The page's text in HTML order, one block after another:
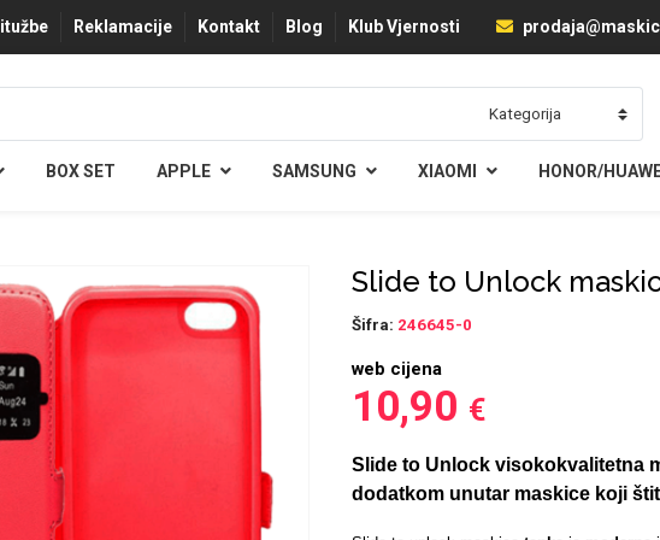
Reklamacije Kontakt Blog Klub Vjernosti
BOX SET APPLE SAMSUNG XIAOMI HONOR/
Slide to Unlock
Šifra: 246645-0
web cijena
10,90 €
Slide to Unlock visokokvalitetna
dodatkom unutar maskice koji